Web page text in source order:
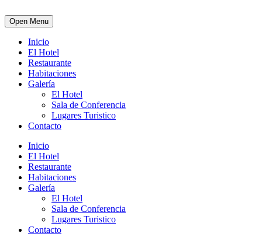
Open Menu
Inicio
El Hotel
Restaurante
Habitaciones
Galería
El Hotel
Sala de Conferencia
Lugares Turistico
Contacto
Inicio
El Hotel
Restaurante
Habitaciones
Galería
El Hotel
Sala de Conferencia
Lugares Turistico
Contacto